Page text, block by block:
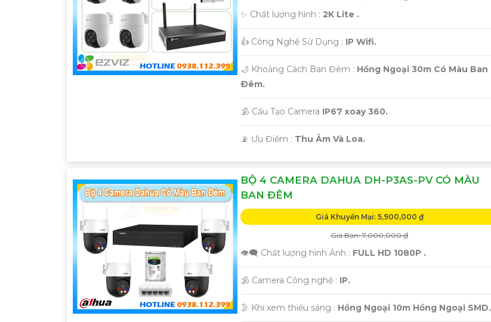
✨ Chất lượng hình : 2K Lite .
👍 Công Nghệ Sử Dụng : IP Wifi.
🌙 Khoảng Cách Ban Đêm : Hồng Ngoại 30m Có Màu Ban
Ðêm.
🕉️ Cấu Tạo Camera IP67 xoay 360.
️📡 Ưu Điểm : Thu Âm Và Loa.
BỘ 4 CAMERA DAHUA DH-P3AS-PV CÓ MÀU
BAN ĐÊM
Giá Khuyến Mại: 5,900,000 ₫
Giá Bán: 7,000,000 ₫
👁️‍🗨 Chất lượng hình Ảnh : FULL HD 1080P .
🕉️ Camera Công nghệ : IP.
🌛 Khi xem thiếu sáng : Hồng Ngoại 10m Hồng Ngoại SMD.